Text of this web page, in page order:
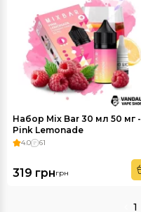
Набор Mix Bar 30 мл 50 мг -
Pink Lemonade
4.0 61
319 грнгрн
1